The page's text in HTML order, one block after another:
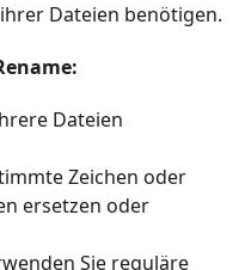
Dateien benötigen.
Dateien
Zeichen oder
ersetzen oder
Sie reguläre